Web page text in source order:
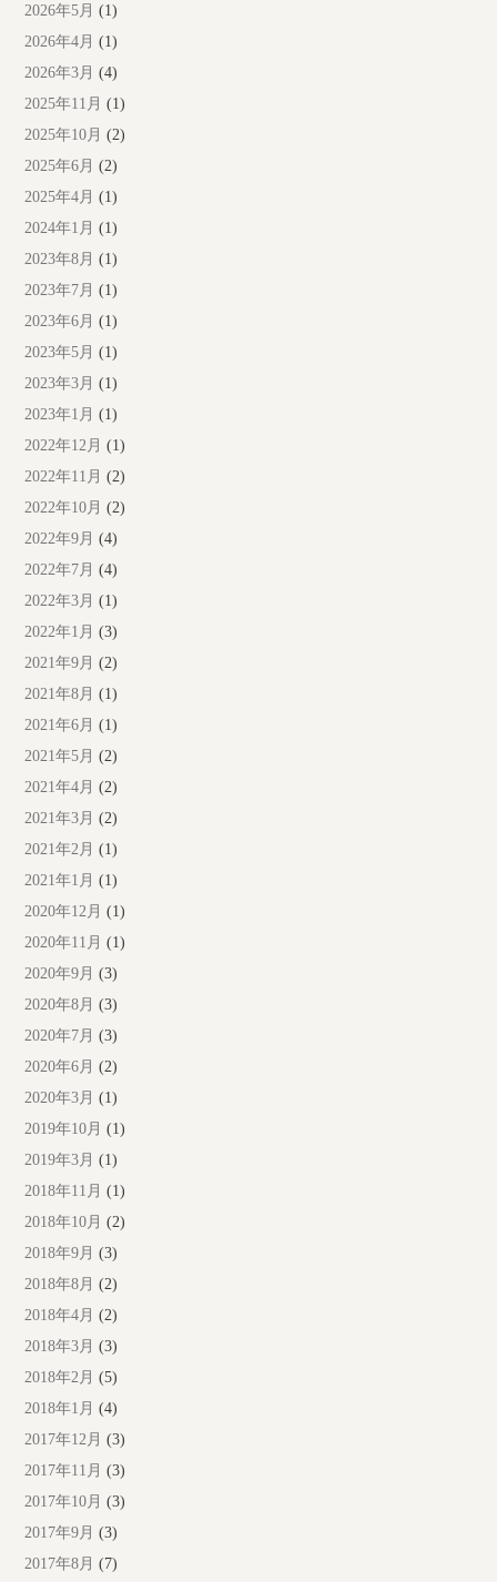
2026年5月 (1)
2026年4月 (1)
2026年3月 (4)
2025年11月 (1)
2025年10月 (2)
2025年6月 (2)
2025年4月 (1)
2024年1月 (1)
2023年8月 (1)
2023年7月 (1)
2023年6月 (1)
2023年5月 (1)
2023年3月 (1)
2023年1月 (1)
2022年12月 (1)
2022年11月 (2)
2022年10月 (2)
2022年9月 (4)
2022年7月 (4)
2022年3月 (1)
2022年1月 (3)
2021年9月 (2)
2021年8月 (1)
2021年6月 (1)
2021年5月 (2)
2021年4月 (2)
2021年3月 (2)
2021年2月 (1)
2021年1月 (1)
2020年12月 (1)
2020年11月 (1)
2020年9月 (3)
2020年8月 (3)
2020年7月 (3)
2020年6月 (2)
2020年3月 (1)
2019年10月 (1)
2019年3月 (1)
2018年11月 (1)
2018年10月 (2)
2018年9月 (3)
2018年8月 (2)
2018年4月 (2)
2018年3月 (3)
2018年2月 (5)
2018年1月 (4)
2017年12月 (3)
2017年11月 (3)
2017年10月 (3)
2017年9月 (3)
2017年8月 (7)